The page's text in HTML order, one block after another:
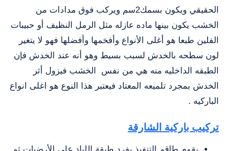
الحقيقي ويكون بسمك2سم ويركب فوق مدادات من
الخشب يكون بينها ماده عازله مثل الرمل النظيف أو حبيبات
الفلين طبعا هو أغلى الأنواع وأفخمها وأفضلها فهو لا يتغير
لون سطحه بالخدش لسبب بسيط وهو أنه عند الخدش فإن
الطبقه الداخليه منه هي من نفس الخشب فيزول أثر
الخدش بمجرد تلميعه المعتاد فيعتبر هذا النوع هو اغلى انواع
الباركيه .
تركيب باركية الشارقة